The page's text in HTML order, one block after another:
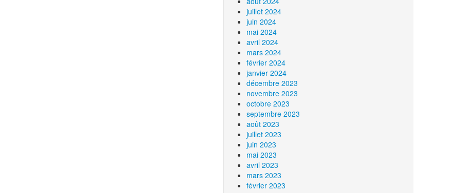
juillet 2024
juin 2024
mai 2024
avril 2024
mars 2024
février 2024
janvier 2024
décembre 2023
novembre 2023
octobre 2023
septembre 2023
août 2023
juillet 2023
juin 2023
mai 2023
avril 2023
mars 2023
février 2023